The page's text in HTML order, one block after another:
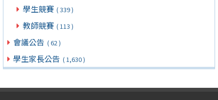
學生競賽 ( 339 )
教師競賽 ( 113 )
會議公告 ( 62 )
學生家長公告 ( 1,630 )